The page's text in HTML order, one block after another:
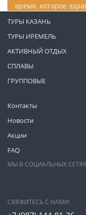
время, которое
Контакты
Новости
Акции
FAQ
ТУРЫ КАЗАНЬ
ТУРЫ ИРЕМЕЛЬ
АКТИВНЫЙ ОТДЫХ
СПЛАВЫ
ГРУППОВЫЕ
МЫ В СОЦИАЛЬНЫХ
СВЯЖИТЕСЬ С НАМИ: